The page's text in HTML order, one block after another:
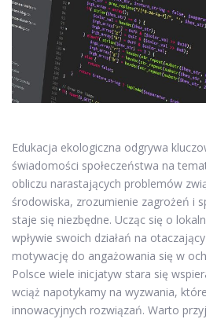
Edukacja ekologiczna odgrywa
świadomości społeczeństwa na
obliczu narastających problemów
środowiska, zrozumienie zagrożeń i
staje się niezbędne. Ucząc się o
wpływie swoich działań na
motywację do angażowania się w
Polsce wiele inicjatyw stara się
wciąż napotykamy na wyzwania,
innowacyjnych rozwiązań. Warto